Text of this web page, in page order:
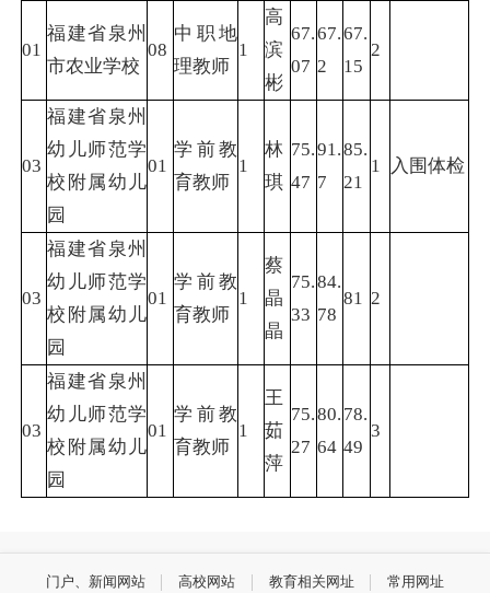
01
福建省泉州
市农业学校
08
中职地
理教师
1
高
滨
彬
67.
07
67.
2
67.
15
2
03
福建省泉州
幼儿师范学
校附属幼儿
园
01
学前教
育教师
1
林
琪
75.
47
91.
7
85.
21
1 入围体检
03
福建省泉州
幼儿师范学
校附属幼儿
园
01
学前教
育教师
1
蔡
晶
晶
75.
33
84.
78
81 2
03
福建省泉州
幼儿师范学
校附属幼儿
园
01
学前教
育教师
1
王
茹
萍
75.
27
80.
64
78.
49
3
门户、新闻网站 高校网站 教育相关网址 常用网址